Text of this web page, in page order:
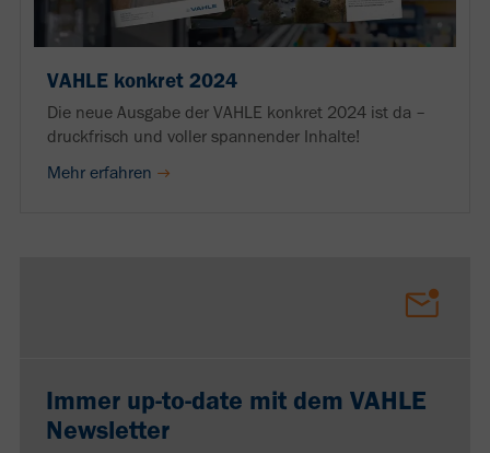
VAHLE konkret 2024
Die neue Ausgabe der VAHLE konkret 2024 ist da –
druckfrisch und voller spannender Inhalte!
Mehr erfahren
Immer up-to-date mit dem VAHLE
Newsletter